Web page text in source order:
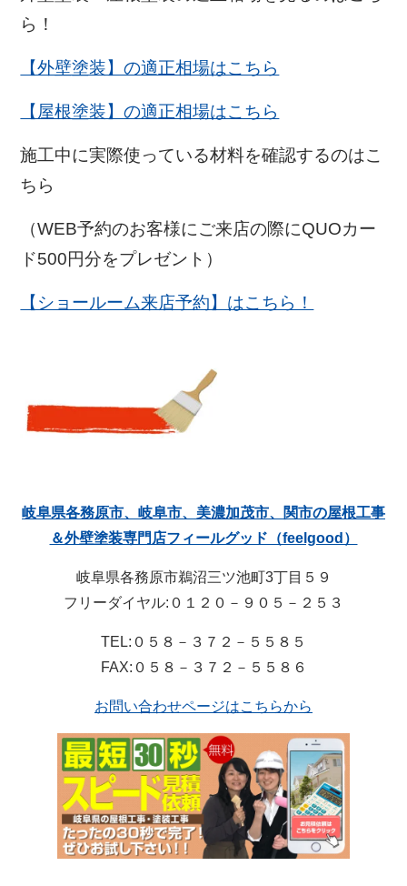
ら！
【外壁塗装】の適正相場はこちら
【屋根塗装】の適正相場はこちら
施工中に実際使っている材料を確認するのはこ
ちら
（WEB予約のお客様にご来店の際にQUOカー
ド500円分をプレゼント）
【ショールーム来店予約】はこちら！
岐阜県各務原市、岐阜市、美濃加茂市、関市の屋根工事
＆外壁塗装専門店フィールグッド（feelgood）
岐阜県各務原市鵜沼三ツ池町3丁目５９
フリーダイヤル:０１２０－９０５－２５３
TEL:０５８－３７２－５５８５
FAX:０５８－３７２－５５８６
お問い合わせページはこちらから